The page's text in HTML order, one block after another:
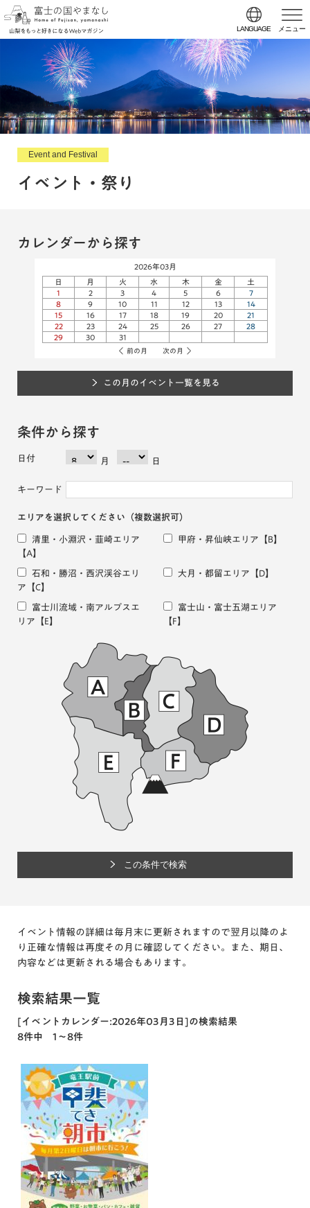
LANGUAGE メニュー
Event and Festival
イベント・祭り
カレンダーから探す
2026年03月
日
月 火 水 木 金
土
1
2 3 4 5 6
7
8
9 10 11 12 13
14
15
16 17 18 19 20
21
22
23 24 25 26 27
28
29
30 31
前の月 次の月
この月のイベント一覧を見る
条件から探す
日付 月 日
キーワード
エリアを選択してください （複数選択可）
清里・小淵沢・韮崎エリア
【A】
甲府・昇仙峡エリア 【B】
石和・勝沼・西沢渓谷エリ
ア 【C】
大月・都留エリア 【D】
富士川流域・南アルプスエ
リア 【E】
富士山・富士五湖エリア
【F】
イベント情報の詳細は毎月末に更新されますので翌月以降のよ
り正確な情報は再度その月に確認してください。また、期日、
内容などは更新される場合もあります。
検索結果一覧
[イベントカレンダー:2026年03月3日]の検索結果
8件中 1～8件